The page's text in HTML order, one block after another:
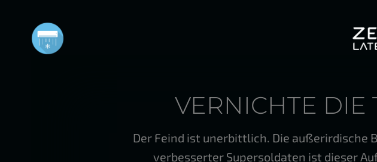
springen
VERNICHTE
Der Feind ist unerbittlich. Die außerirdische
verbesserter Supersoldaten ist dieser